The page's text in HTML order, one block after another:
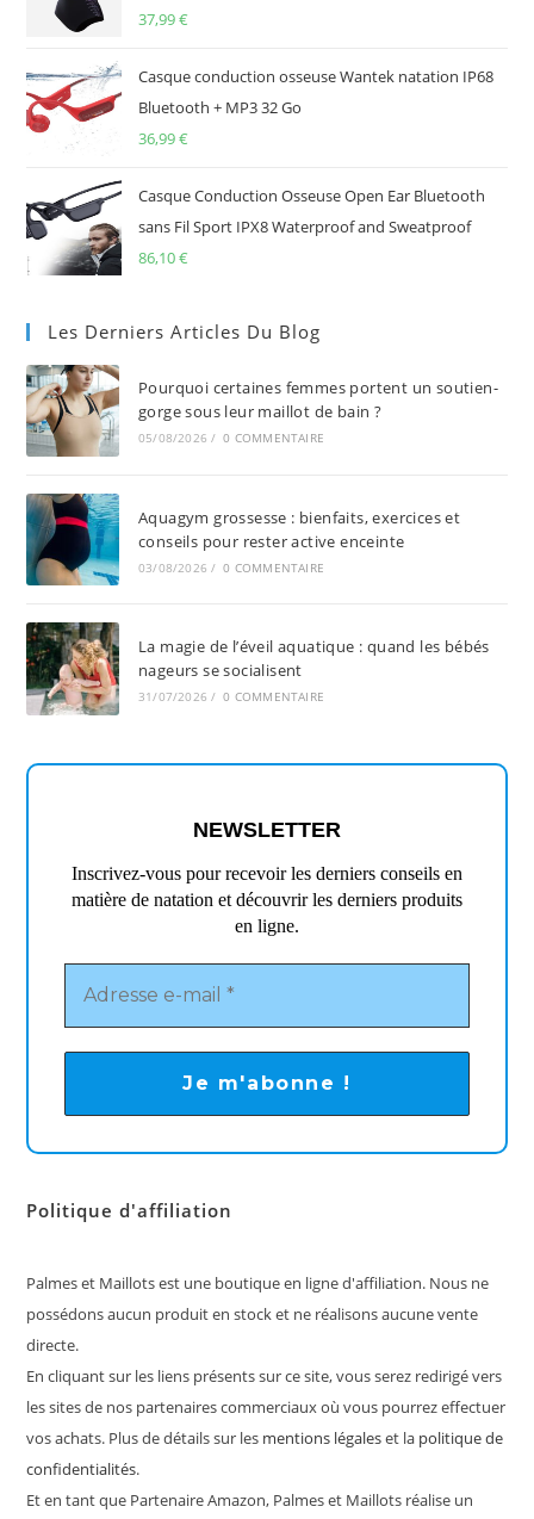
37,99€
Casque conduction osseuse Wantek natation IP68
Bluetooth + MP3 32 Go
36,99€
Casque Conduction Osseuse Open Ear Bluetooth
sans Fil Sport IPX8 Waterproof and Sweatproof
86,10€
Les Derniers Articles Du Blog
Pourquoi certaines femmes portent un soutien-
gorge sous leur maillot de bain ?
05/08/2026 / 0 COMMENTAIRE
Aquagym grossesse : bienfaits, exercices et
conseils pour rester active enceinte
03/08/2026 / 0 COMMENTAIRE
La magie de l’éveil aquatique : quand les bébés
nageurs se socialisent
31/07/2026 / 0 COMMENTAIRE
NEWSLETTER
Inscrivez-vous pour recevoir les derniers conseils en
matière de natation et découvrir les derniers produits
en ligne.
Politique d'affiliation
Palmes et Maillots est une boutique en ligne d'affiliation. Nous ne
possédons aucun produit en stock et ne réalisons aucune vente
directe.
En cliquant sur les liens présents sur ce site, vous serez redirigé vers
les sites de nos partenaires commerciaux où vous pourrez effectuer
vos achats. Plus de détails sur les mentions légaleset la politique de
confidentialités.
Et en tant que Partenaire Amazon, Palmes et Maillots réalise un